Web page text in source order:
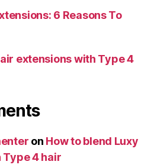
6 Reasons To
extensions with Type 4
on How to blend Luxy
Type 4 hair